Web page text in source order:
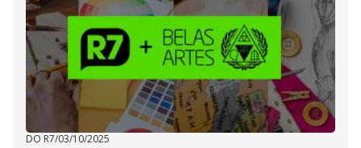
DO R7/03/10/2025